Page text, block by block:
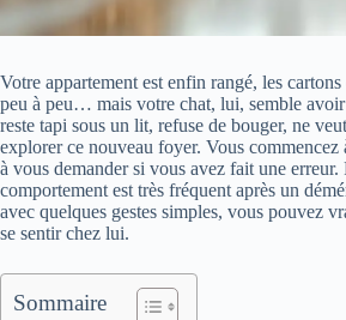
Votre appartement est enfin rangé, les cartons
peu à peu… mais votre chat, lui, semble
reste tapi sous un lit, refuse de bouger, ne
explorer ce nouveau foyer. Vous commencez
à vous demander si vous avez fait une erreur.
comportement est très fréquent après un
avec quelques gestes simples, vous pouvez
se sentir chez lui.
Sommaire